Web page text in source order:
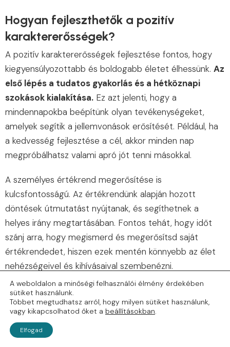
Hogyan fejleszthetők a pozitív
karaktererősségek?
A pozitív karaktererősségek fejlesztése fontos, hogy
kiegyensúlyozottabb és boldogabb életet élhessünk. Az
első lépés a tudatos gyakorlás és a hétköznapi
szokások kialakítása. Ez azt jelenti, hogy a
mindennapokba beépítünk olyan tevékenységeket,
amelyek segítik a jellemvonások erősítését. Például, ha
a kedvesség fejlesztése a cél, akkor minden nap
megpróbálhatsz valami apró jót tenni másokkal.
A személyes értékrend megerősítése is
kulcsfontosságú. Az értékrendünk alapján hozott
döntések útmutatást nyújtanak, és segíthetnek a
helyes irány megtartásában. Fontos tehát, hogy időt
szánj arra, hogy megismerd és megerősítsd saját
értékrendedet, hiszen ezek mentén könnyebb az élet
nehézségeivel és kihívásaival szembenézni.
Inspiráló példaképek és történetek is jelentős
hatással lehetnek a jellemvonások fejlesztésére.
erős karaktert. Olyan emberek történetei, akik kiválóan
A weboldalon a minőségi felhasználói élmény érdekében
sütiket használunk.
Többet megtudhatsz arról, hogy milyen sütiket használunk,
vagy kikapcsolhatod őket a beállításokban.
Elfogad